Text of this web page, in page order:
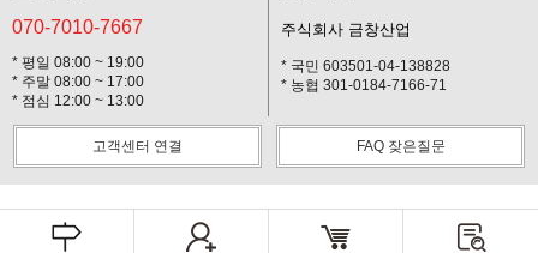
070-7010-7667
* 평일 08:00 ~ 19:00
* 주말 08:00 ~ 17:00
* 점심 12:00 ~ 13:00
주식회사 금창산업
* 국민 603501-04-138828
* 농협 301-0184-7166-71
고객센터 연결 FAQ 잦은질문